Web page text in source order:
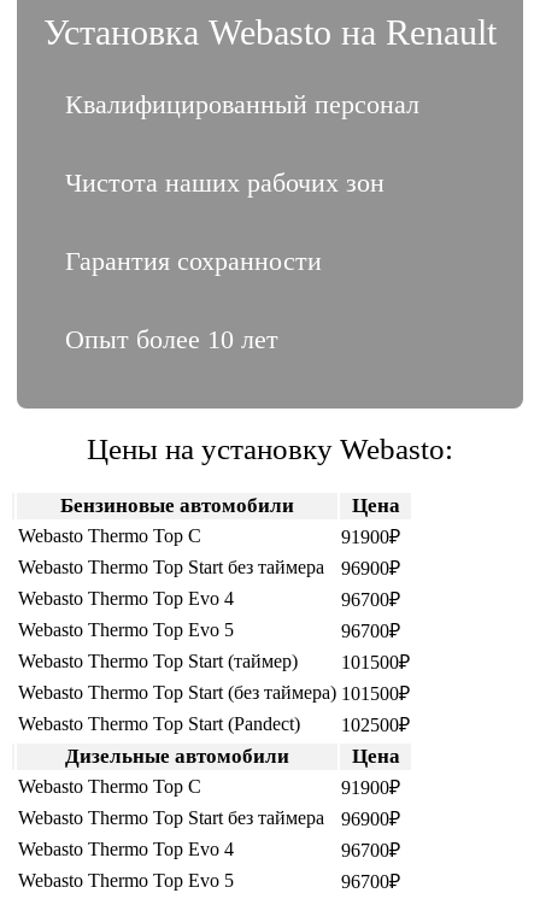
Установка Webasto на Renault
Квалифицированный персонал
Чистота наших рабочих зон
Гарантия сохранности
Опыт более 10 лет
Цены на установку Webasto:
Бензиновые автомобили Цена
Webasto Thermo Top C
91900₽
Webasto Thermo Top Start без таймера
96900₽
Webasto Thermo Top Evo 4
96700₽
Webasto Thermo Top Evo 5
96700₽
Webasto Thermo Top Start (таймер)
101500₽
Webasto Thermo Top Start (без таймера) 101500₽
Webasto Thermo Top Start (Pandеct)
102500₽
Дизельные автомобили Цена
Webasto Thermo Top C
91900₽
Webasto Thermo Top Start без таймера
96900₽
Webasto Thermo Top Evo 4
96700₽
Webasto Thermo Top Evo 5
96700₽